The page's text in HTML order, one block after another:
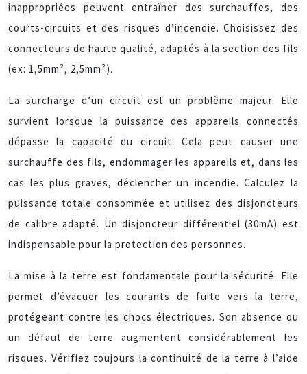
inappropriées peuvent entraîner des surchauffes, des
courts-circuits et des risques d’incendie. Choisissez des
connecteurs de haute qualité, adaptés à la section des fils
(ex: 1,5mm², 2,5mm²).
La surcharge d’un circuit est un problème majeur. Elle
survient lorsque la puissance des appareils connectés
dépasse la capacité du circuit. Cela peut causer une
surchauffe des fils, endommager les appareils et, dans les
cas les plus graves, déclencher un incendie. Calculez la
puissance totale consommée et utilisez des disjoncteurs
de calibre adapté. Un disjoncteur différentiel (30mA) est
indispensable pour la protection des personnes.
La mise à la terre est fondamentale pour la sécurité. Elle
permet d’évacuer les courants de fuite vers la terre,
protégeant contre les chocs électriques. Son absence ou
un défaut de terre augmentent considérablement les
risques. Vérifiez toujours la continuité de la terre à l’aide